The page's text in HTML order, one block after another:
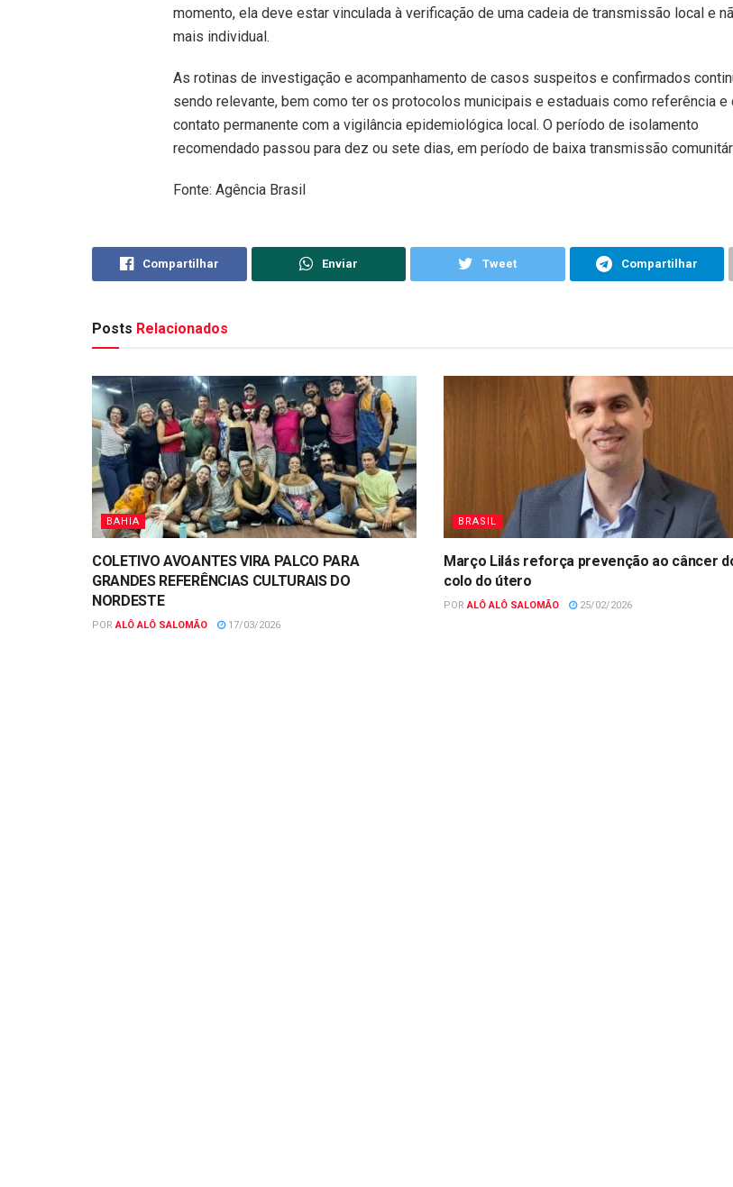
momento, ela deve estar vinculada à verificação de uma cadeia de transmissão local e
mais individual.
As rotinas de investigação e acompanhamento de casos suspeitos e confirmados
sendo relevante, bem como ter os protocolos municipais e estaduais como referência e
contato permanente com a vigilância epidemiológica local. O período de isolamento
recomendado passou para dez ou sete dias, em período de baixa transmissão
Fonte: Agência Brasil
Compartilhar Enviar Tweet Compartilhar
Posts Relacionados
BAHIA
COLETIVO AVOANTES VIRA PALCO PARA
GRANDES REFERÊNCIAS CULTURAIS DO
NORDESTE
POR ALÔ ALÔ SALOMÃO 17/03/2026
BRASIL
Março Lilás reforça prevenção ao câncer
colo do útero
POR ALÔ ALÔ SALOMÃO 25/02/2026